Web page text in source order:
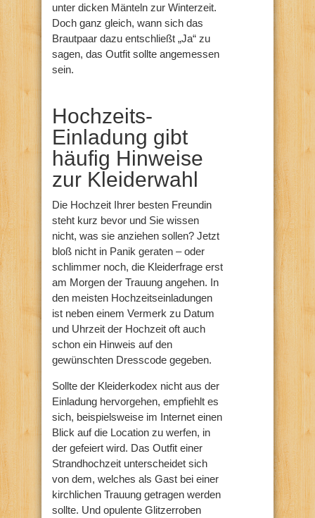
unter dicken Mänteln zur Winterzeit.
Doch ganz gleich, wann sich das
Brautpaar dazu entschließt „Ja“ zu
sagen, das Outfit sollte angemessen
sein.
Hochzeits-
Einladung gibt
häufig Hinweise
zur Kleiderwahl
Die Hochzeit Ihrer besten Freundin
steht kurz bevor und Sie wissen
nicht, was sie anziehen sollen? Jetzt
bloß nicht in Panik geraten – oder
schlimmer noch, die Kleiderfrage erst
am Morgen der Trauung angehen. In
den meisten Hochzeitseinladungen
ist neben einem Vermerk zu Datum
und Uhrzeit der Hochzeit oft auch
schon ein Hinweis auf den
gewünschten Dresscode gegeben.
Sollte der Kleiderkodex nicht aus der
Einladung hervorgehen, empfiehlt es
sich, beispielsweise im Internet einen
Blick auf die Location zu werfen, in
der gefeiert wird. Das Outfit einer
Strandhochzeit unterscheidet sich
von dem, welches als Gast bei einer
kirchlichen Trauung getragen werden
sollte. Und opulente Glitzerroben